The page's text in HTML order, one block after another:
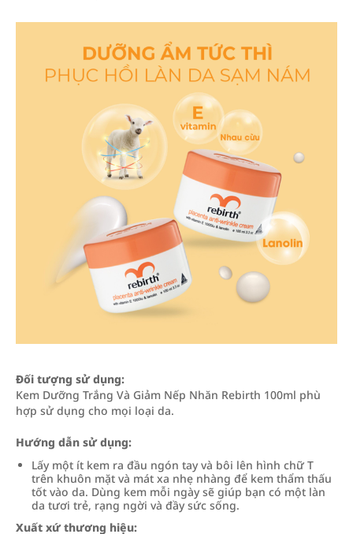
Đối tượng sử dụng:
Kem Dưỡng Trắng Và Giảm Nếp Nhăn Rebirth 100ml phù
hợp sử dụng cho mọi loại da.
Hướng dẫn sử dụng:
Lấy một ít kem ra đầu ngón tay và bôi lên hình chữ T
trên khuôn mặt và mát xa nhẹ nhàng để kem thẩm thấu
tốt vào da. Dùng kem mỗi ngày sẽ giúp bạn có một làn
da tươi trẻ, rạng ngời và đầy sức sống.
Xuất xứ thương hiệu: